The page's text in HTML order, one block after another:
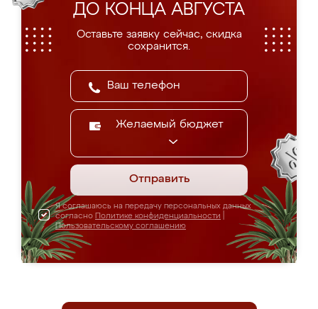
ДО КОНЦА АВГУСТА
Оставьте заявку сейчас, скидка
сохранится.
Желаемый бюджет
Отправить
Я соглашаюсь на передачу персональных данных
согласно Политике конфиденциальности
Пользовательскому соглашению